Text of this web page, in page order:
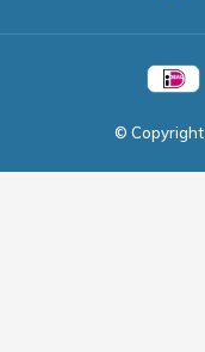
© Copyright